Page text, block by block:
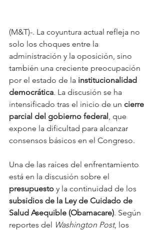
(M&T)-. La coyuntura actual refleja no
solo los choques entre la
administración y la oposición, sino
también una creciente preocupación
por el estado de la institucionalidad
democrática. La discusión se ha
intensificado tras el inicio de un cierre
parcial del gobierno federal , que
expone la dificultad para alcanzar
consensos básicos en el Congreso.
Una de las raíces del enfrentamiento
está en la discusión sobre el
presupuesto y la continuidad de los
subsidios de la Ley de Cuidado de
Salud Asequible (Obamacare). Según
reportes del Washington Post, los